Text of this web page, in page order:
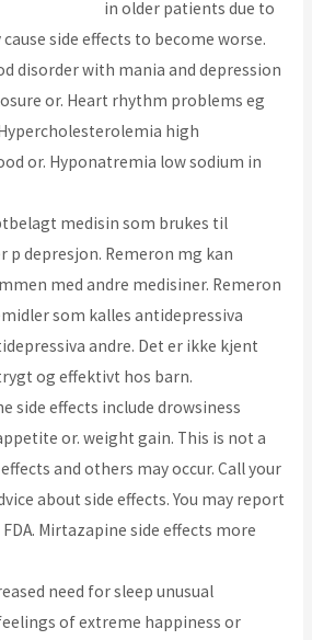
in older patients due to
side effects to become worse.
disorder with mania and depression
or. Heart rhythm problems eg
high
or. Hyponatremia low sodium in
medisin som brukes til
p depresjon. Remeron mg kan
med andre medisiner. Remeron
som kalles antidepressiva
andre. Det er ikke kjent
og effektivt hos barn.
side effects include drowsiness
or. weight gain. This is not a
and others may occur. Call your
about side effects. You may report
Mirtazapine side effects more
need for sleep unusual
of extreme happiness or